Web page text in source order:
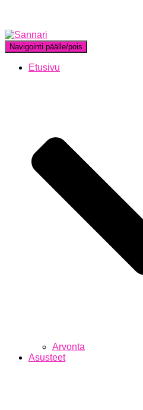
Navigointi päälle/pois
Etusivu
Arvonta
Asusteet